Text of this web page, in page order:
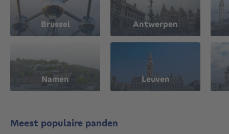
Brussel
Namen
Antwerpen
Leuven
Meest populaire panden